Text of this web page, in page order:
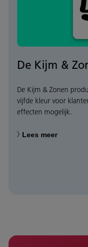
De Kijm &
De Kijm & Zonen
vijfde kleur voor
effecten mogelijk.
Lees meer